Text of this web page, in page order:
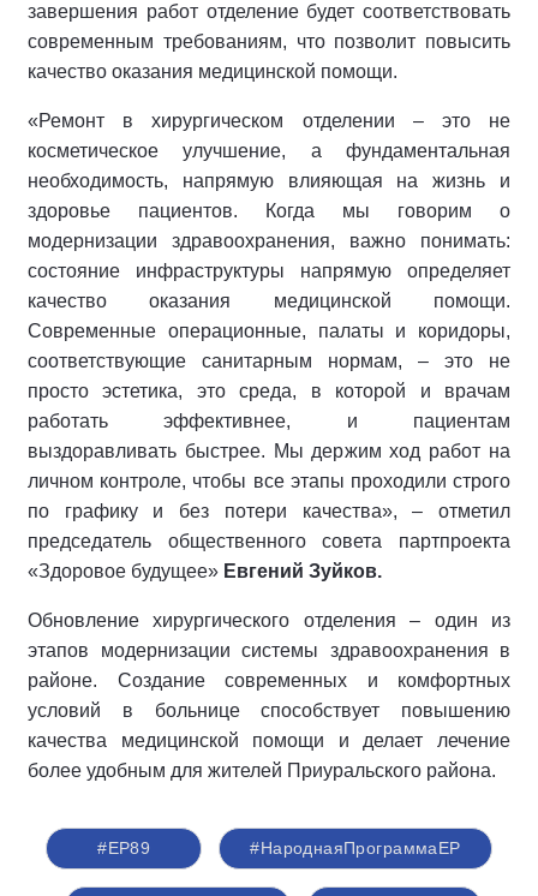
завершения работ отделение будет соответствовать
современным требованиям, что позволит повысить
качество оказания медицинской помощи.
«Ремонт в хирургическом отделении – это не
косметическое улучшение, а фундаментальная
необходимость, напрямую влияющая на жизнь и
здоровье пациентов. Когда мы говорим о
модернизации здравоохранения, важно понимать:
состояние инфраструктуры напрямую определяет
качество оказания медицинской помощи.
Современные операционные, палаты и коридоры,
соответствующие санитарным нормам, – это не
просто эстетика, это среда, в которой и врачам
работать эффективнее, и пациентам
выздоравливать быстрее. Мы держим ход работ на
личном контроле, чтобы все этапы проходили строго
по графику и без потери качества», – отметил
председатель общественного совета партпроекта
«Здоровое будущее» Евгений Зуйков.
Обновление хирургического отделения – один из
этапов модернизации системы здравоохранения в
районе. Создание современных и комфортных
условий в больнице способствует повышению
качества медицинской помощи и делает лечение
более удобным для жителей Приуральского района.
#ЕР89 #НароднаяПрограммаЕР